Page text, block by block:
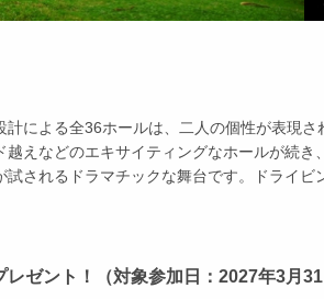
による全36ホールは、二人の個性が表現
えなどのエキサイティングなホールが続
されるドラマチックな舞台です。ドライビ
レゼント！（対象参加日：2027年3月31